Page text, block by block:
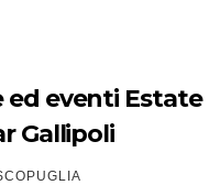
ed eventi Estate
Gallipoli